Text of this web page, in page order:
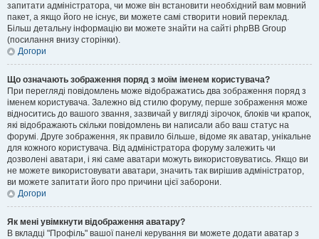
запитати адміністратора, чи може він встановити необхідний вам мовний
пакет, а якщо його не існує, ви можете самі створити новий переклад.
Більш детальну інформацію ви можете знайти на сайті phpBB Group
(посилання внизу сторінки).
Догори
Що означають зображення поряд з моїм іменем користувача?
При перегляді повідомлень може відображатись два зображення поряд з
іменем користувача. Залежно від стилю форуму, перше зображення може
відноситись до вашого звання, зазвичай у вигляді зірочок, блоків чи крапок,
які відображають скільки повідомлень ви написали або ваш статус на
форумі. Друге зображення, як правило більше, відоме як аватар, унікальне
для кожного користувача. Від адміністратора форуму залежить чи
дозволені аватари, і які саме аватари можуть використовуватись. Якщо ви
не можете використовувати аватари, значить так вирішив адміністратор,
ви можете запитати його про причини цієї заборони.
Догори
Як мені увімкнути відображення аватару?
В вкладці "Профіль" вашої панелі керування ви можете додати аватар з